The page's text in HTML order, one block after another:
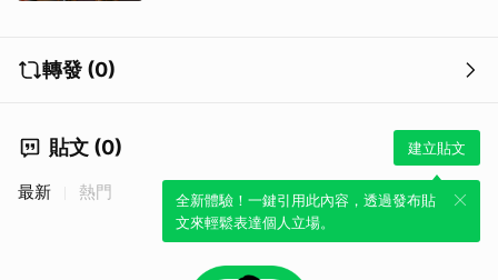
轉發 (0)
貼文 (0) 建立貼文
全新體驗！一鍵引用此內容，透過發布貼
文來輕鬆表達個人立場。
最新 熱門